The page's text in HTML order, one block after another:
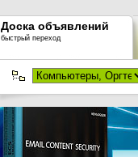
Доска объявлений
быстрый переход